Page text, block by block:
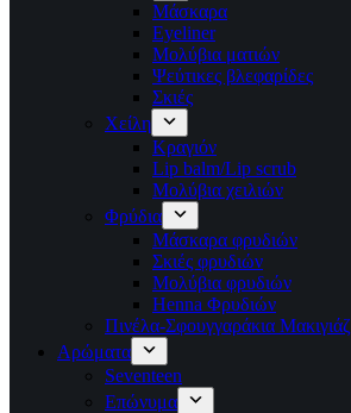
Μάσκαρα
Eyeliner
Μολύβια ματιών
Ψεύτικες βλεφαρίδες
Σκιές
Χείλη
Κραγιόν
Lip balm/Lip scrub
Μολύβια χειλιών
Φρύδια
Μάσκαρα φρυδιών
Σκιές φρυδιών
Μολύβια φρυδιών
Henna Φρυδιών
Πινέλα-Σφουγγαράκια Μακιγιάζ
Αρώματα
Seventeen
Επώνυμα